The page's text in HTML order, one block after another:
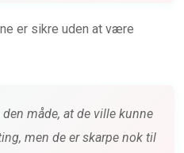
er sikre uden at være
måde, at de ville kunne
men de er skarpe nok til